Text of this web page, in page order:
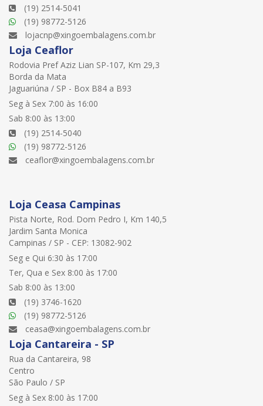
(19) 2514-5041
(19) 98772-5126
lojacnp@xingoembalagens.com.br
Loja Ceaflor
Rodovia Pref Aziz Lian SP-107, Km 29,3
Borda da Mata
Jaguariúna / SP - Box B84 a B93
Seg à Sex 7:00 às 16:00
Sab 8:00 às 13:00
(19) 2514-5040
(19) 98772-5126
ceaflor@xingoembalagens.com.br
Loja Ceasa Campinas
Pista Norte, Rod. Dom Pedro I, Km 140,5
Jardim Santa Monica
Campinas / SP - CEP: 13082-902
Seg e Qui 6:30 às 17:00
Ter, Qua e Sex 8:00 às 17:00
Sab 8:00 às 13:00
(19) 3746-1620
(19) 98772-5126
ceasa@xingoembalagens.com.br
Loja Cantareira - SP
Rua da Cantareira, 98
Centro
São Paulo / SP
Seg à Sex 8:00 às 17:00